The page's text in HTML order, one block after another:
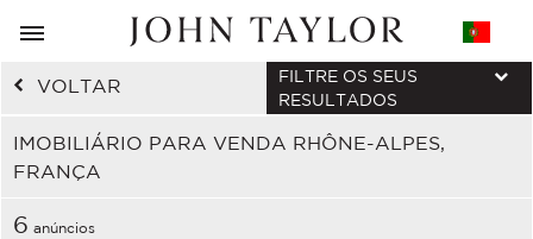
VOLTAR
IMOBILIÁRIO PARA VENDA RHÔNE-ALPES,
FRANÇA
FILTRE OS SEUS
RESULTADOS
6 anúncios